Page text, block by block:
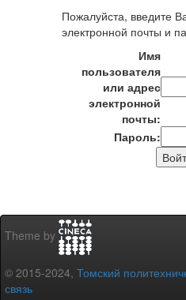
Пожалуйста, введите
электронной почты и
Имя
пользователя
или адрес
электронной
почты:
Пароль:
Theme by
© 2015-2024, Томский
связь